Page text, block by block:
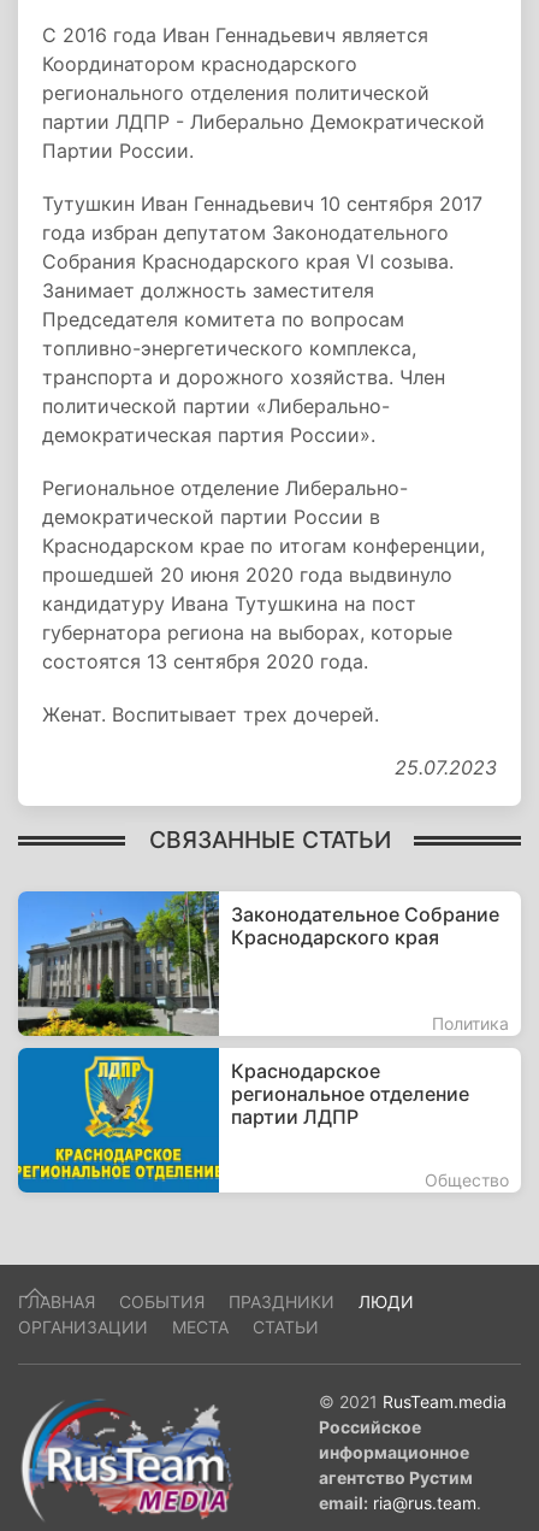
С 2016 года Иван Геннадьевич является
Координатором краснодарского
регионального отделения политической
партии ЛДПР - Либерально Демократической
Партии России.
Тутушкин Иван Геннадьевич 10 сентября 2017
года избран депутатом Законодательного
Собрания Краснодарского края VI созыва.
Занимает должность заместителя
Председателя комитета по вопросам
топливно-энергетического комплекса,
транспорта и дорожного хозяйства. Член
политической партии «Либерально-
демократическая партия России».
Региональное отделение Либерально-
демократической партии России в
Краснодарском крае по итогам конференции,
прошедшей 20 июня 2020 года выдвинуло
кандидатуру Ивана Тутушкина на пост
губернатора региона на выборах, которые
состоятся 13 сентября 2020 года.
Женат. Воспитывает трех дочерей.
25.07.2023
СВЯЗАННЫЕ СТАТЬИ
Законодательное Собрание
Краснодарского края
Политика
Краснодарское
региональное отделение
партии ЛДПР
Общество
ГЛАВНАЯ СОБЫТИЯ ПРАЗДНИКИ
ЛЮДИ
ОРГАНИЗАЦИИ
МЕСТА СТАТЬИ
© 2021 RusTeam.media
Российское
информационное
агентство Рустим
email: ria@rus.team.